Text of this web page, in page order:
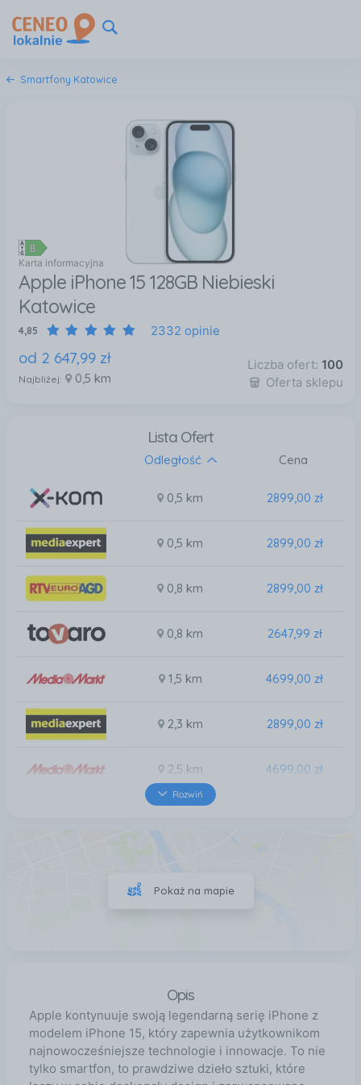
Smartfony Katowice
Karta informacyjna
Apple iPhone 15 128GB Niebieski
Katowice
4,85 2332 opinie
od 2 647,99 zł
Najbliżej: 0,5 km
Liczba ofert: 100
Oferta sklepu
Lista Ofert
Odległość Cena
0,5 km 2899,00 zł
0,5 km 2899,00 zł
0,8 km 2899,00 zł
0,8 km 2647,99 zł
1,5 km 4699,00 zł
2,3 km 2899,00 zł
2,5 km 4699,00 zł
Rozwiń
Pokaż na mapie
Opis
Apple kontynuuje swoją legendarną serię iPhone z
modelem iPhone 15, który zapewnia użytkownikom
najnowocześniejsze technologie i innowacje. To nie
tylko smartfon, to prawdziwe dzieło sztuki, które